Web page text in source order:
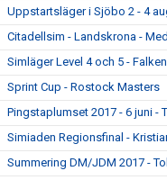
Uppstartsläger i Sjöbo 2 - 4
Citadellsim - Landskrona -
Simläger Level 4 och 5 -
Sprint Cup - Rostock Masters
Pingstaplumset 2017 - 6 juni -
Simiaden Regionsfinal -
Summering DM/JDM 2017 -